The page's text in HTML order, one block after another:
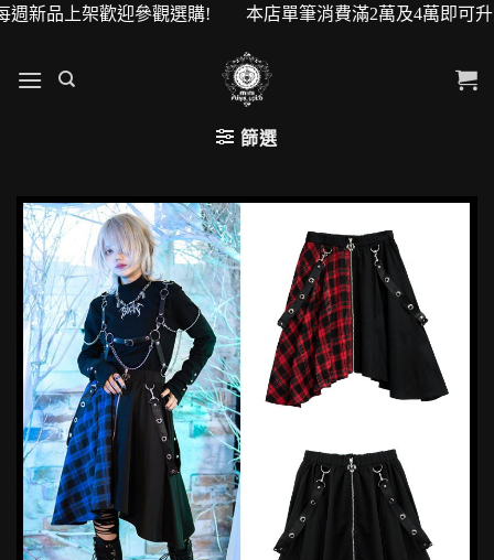
迎參觀選購! 本店單筆消費滿2萬及4萬即可升級VIP會員!
篩選